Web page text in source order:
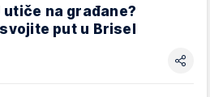
utiče na građane?
put u Brisel